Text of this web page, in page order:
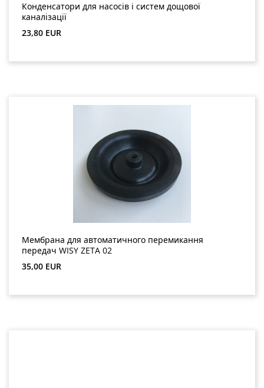
Конденсатори для насосів і систем дощової
каналізації
Звичайна ціна:
23,80 EUR
Мембрана для автоматичного перемикання
передач WISY ZETA 02
Звичайна ціна:
35,00 EUR